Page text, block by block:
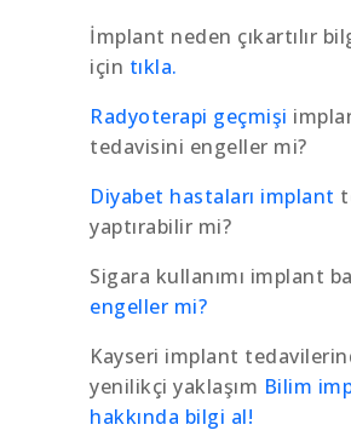
İmplant neden çıkartılır
için tıkla.
Radyoterapi geçmişi
tedavisini engeller mi?
Diyabet hastaları implant
yaptırabilir mi?
Sigara kullanımı implant
engeller mi?
Kayseri implant
yenilikçi yaklaşım Bilim
hakkında bilgi al!